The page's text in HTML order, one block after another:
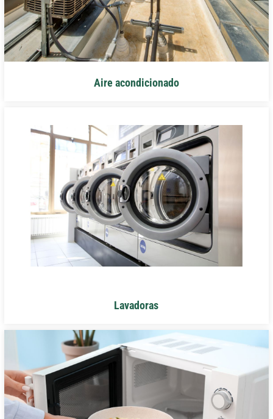
Aire acondicionado
Lavadoras